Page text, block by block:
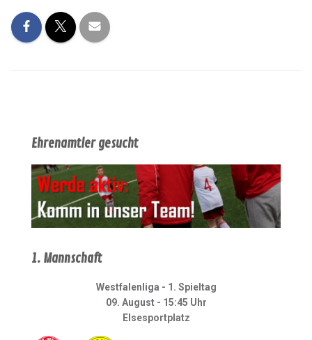
Ehrenamtler gesucht
1. Mannschaft
Westfalenliga - 1. Spieltag
09. August - 15:45 Uhr
Elsesportplatz